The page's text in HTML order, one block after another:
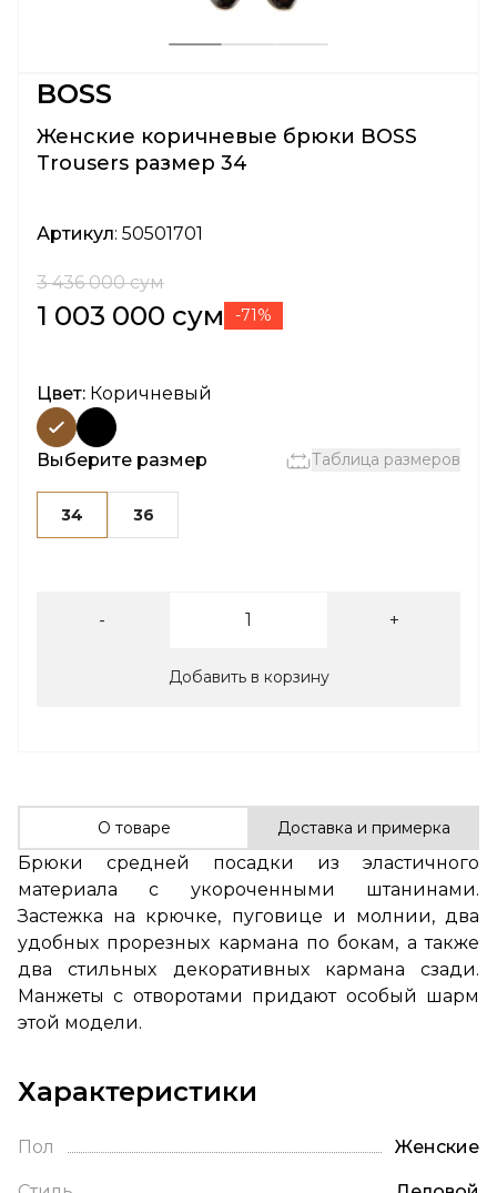
BOSS
Женские коричневые брюки BOSS
Trousers размер 34
Артикул: 50501701
3 436 000 сум
1 003 000 сум -71%
Цвет: Коричневый
Выберите размер Таблица размеров
34 36
- +
Добавить в корзину
О товаре Доставка и примерка
Брюки средней посадки из эластичного
материала с укороченными штанинами.
Застежка на крючке, пуговице и молнии, два
удобных прорезных кармана по бокам, а также
два стильных декоративных кармана сзади.
Манжеты с отворотами придают особый шарм
этой модели.
Характеристики
Пол Женские